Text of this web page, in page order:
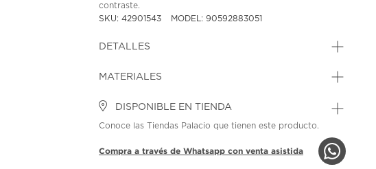
contraste.
SKU: 42901543
MODEL: 90592883051
DETALLES
MATERIALES
DISPONIBLE EN TIENDA
Conoce las Tiendas Palacio que tienen este producto.
Compra a través de Whatsapp con venta asistida